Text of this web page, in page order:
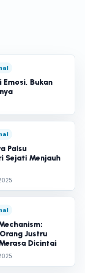
Bukan
Palsu
Sejati Menjauh
Justru
Dicintai